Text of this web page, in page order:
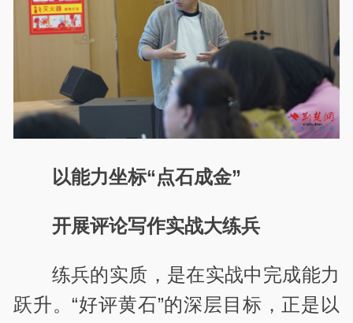
以能力坐标“点石成金”
开展评论写作实战大练兵
练兵的实质，是在实战中完成能力
跃升。“好评黄石”的深层目标，正是以